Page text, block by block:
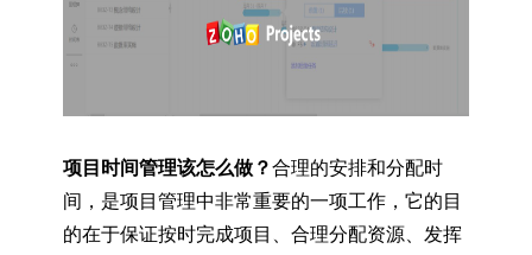
项目时间管理该怎么做？合理的安排和分配时
间，是项目管理中非常重要的一项工作，它的目
的在于保证按时完成项目、合理分配资源、发挥